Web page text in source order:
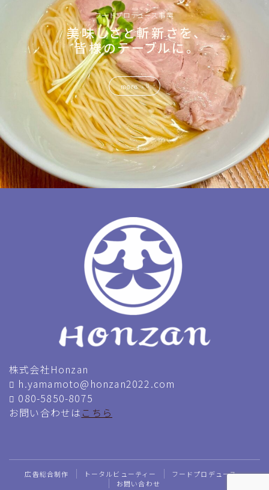
フードプロデュース事業
美味しさと斬新さを、
皆様のテーブルに。
more
株式会社Honzan
h.yamamoto@honzan2022.com
080-5850-8075
お問い合わせは こちら
広告総合制作 トータルビューティー
フードプロデュース
お問い合わせ